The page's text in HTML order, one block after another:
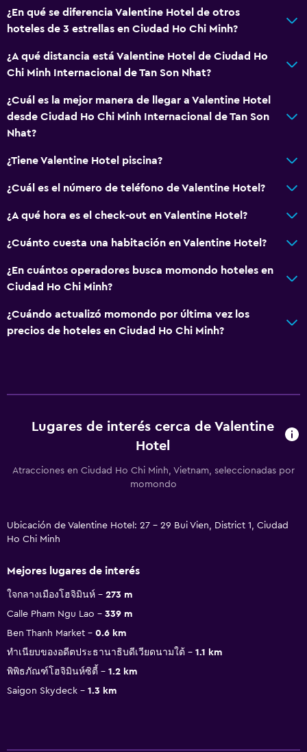
¿En qué se diferencia Valentine Hotel de otros
hoteles de 3 estrellas en Ciudad Ho Chi Minh?
¿A qué distancia está Valentine Hotel de Ciudad Ho
Chi Minh Internacional de Tan Son Nhat?
¿Cuál es la mejor manera de llegar a Valentine Hotel
desde Ciudad Ho Chi Minh Internacional de Tan Son
Nhat?
¿Tiene Valentine Hotel piscina?
¿Cuál es el número de teléfono de Valentine Hotel?
¿A qué hora es el check-out en Valentine Hotel?
¿Cuánto cuesta una habitación en Valentine Hotel?
¿En cuántos operadores busca momondo hoteles en
Ciudad Ho Chi Minh?
¿Cuándo actualizó momondo por última vez los
precios de hoteles en Ciudad Ho Chi Minh?
Lugares de interés cerca de Valentine
Hotel
Atracciones en Ciudad Ho Chi Minh, Vietnam, seleccionadas por
momondo
Ubicación de Valentine Hotel: 27 - 29 Bui Vien, District 1, Ciudad
Ho Chi Minh
Mejores lugares de interés
ใจกลางเมืองโฮจิมินห์
273 m
Calle Pham Ngu Lao
339 m
Ben Thanh Market
0.6 km
ทำเนียบของอดีตประธานาธิบดีเวียดนามใต้
1.1 km
พิพิธภัณฑ์โฮจิมินห์ซิตี้
1.2 km
Saigon Skydeck
1.3 km